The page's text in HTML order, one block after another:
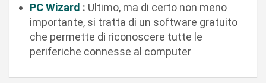
PC Wizard : Ultimo, ma di certo non meno
importante, si tratta di un software gratuito
che permette di riconoscere tutte le
periferiche connesse al computer